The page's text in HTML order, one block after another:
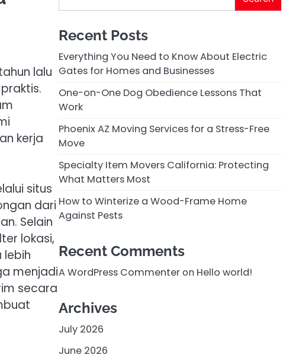
lalu
kerja
situs
dari
Selain
lokasi,
lebih
menjadi
secara
Recent Posts
Everything You Need to Know About Electric
Gates for Homes and Businesses
One-on-One Dog Obedience Lessons That
Work
Phoenix AZ Moving Services for a Stress-Free
Move
Specialty Item Movers California: Protecting
What Matters Most
How to Winterize a Wood-Frame Home
Against Pests
Recent Comments
A WordPress Commenteron Hello world!
Archives
July 2026
June 2026